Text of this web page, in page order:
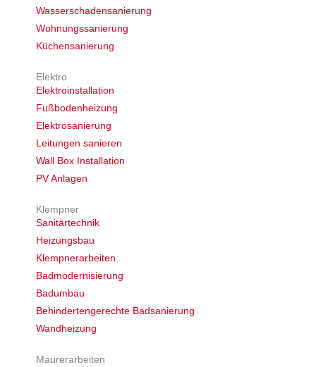
Wasserschadensanierung
Wohnungssanierung
Küchensanierung
Elektro
Elektroinstallation
Fußbodenheizung
Elektrosanierung
Leitungen sanieren
Wall Box Installation
PV Anlagen
Klempner
Sanitärtechnik
Heizungsbau
Klempnerarbeiten
Badmodernisierung
Badumbau
Behindertengerechte Badsanierung
Wandheizung
Maurerarbeiten